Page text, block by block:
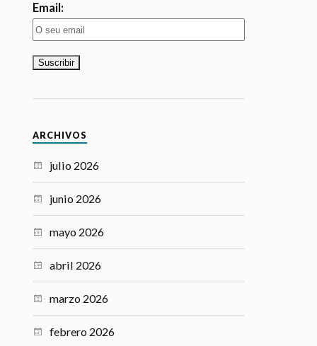
Nome:
Apelidos:
ARCHIVOS
julio 2026
junio 2026
mayo 2026